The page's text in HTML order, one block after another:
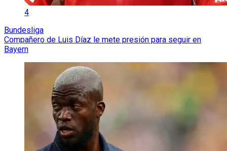
4
Bundesliga
Compañero de Luis Díaz le mete presión para seguir en
Bayern